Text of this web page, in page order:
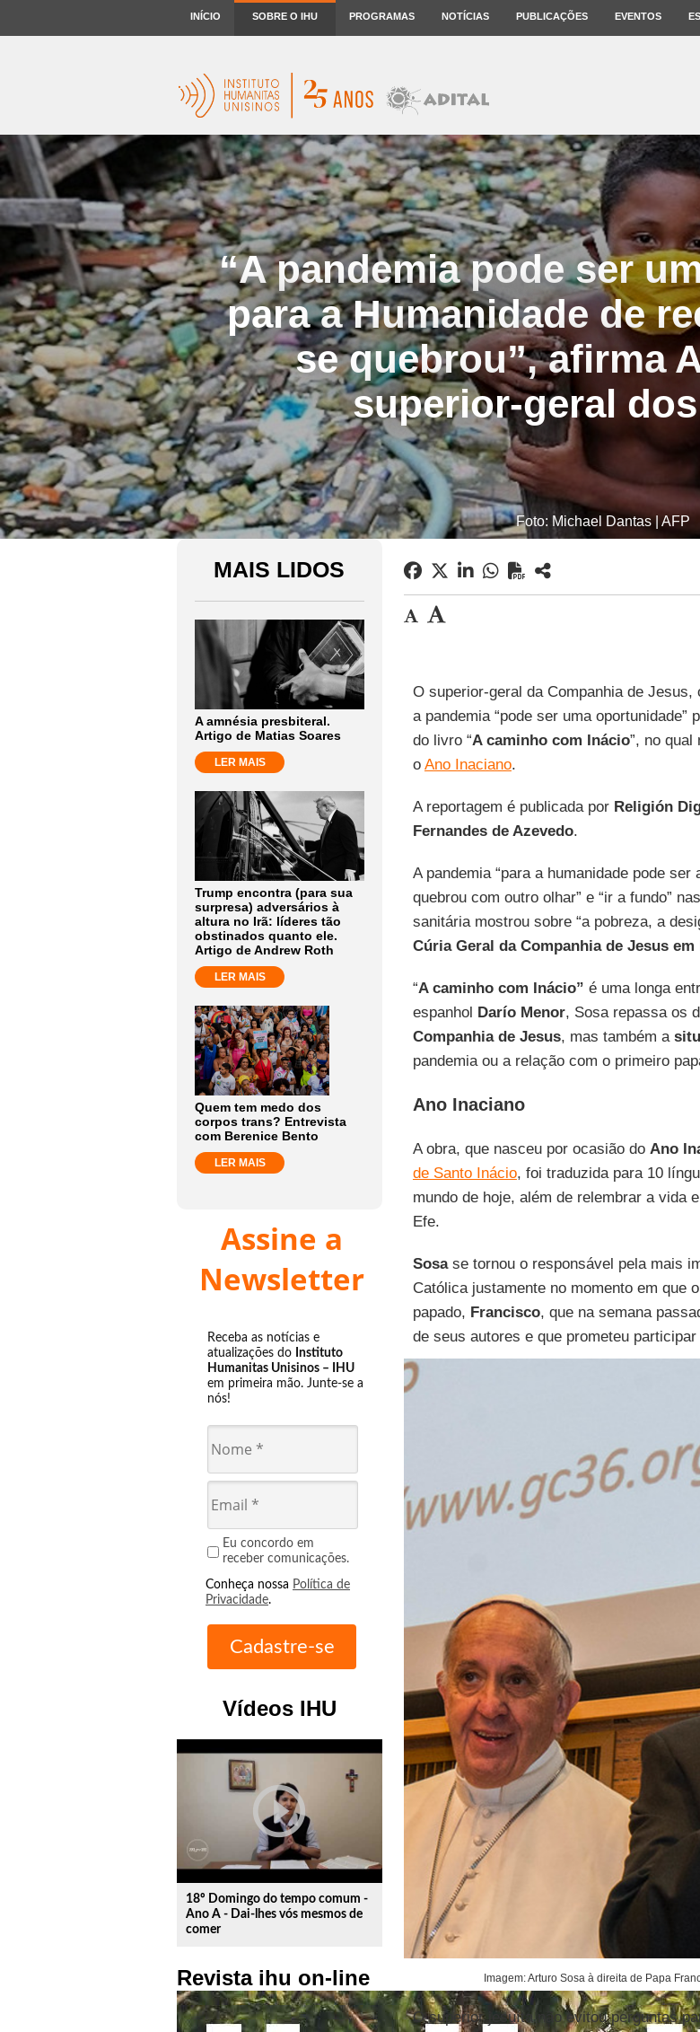
INÍCIO SOBRE O IHU PROGRAMAS NOTÍCIAS PUBLICAÇÕES EVENTOS
“A pandemia pode ser
para a Humanidade de
se quebrou”, afirma
superior-geral
Foto: Michael Dantas | AFP
MAIS LIDOS
A amnésia presbiteral.
Artigo de Matias Soares
LER MAIS
Trump encontra (para sua
surpresa) adversários à
altura no Irã: líderes tão
obstinados quanto ele.
Artigo de Andrew Roth
LER MAIS
Quem tem medo dos
corpos trans? Entrevista
com Berenice Bento
LER MAIS
Assine a
Newsletter
Receba as notícias e
atualizações do Instituto
Humanitas Unisinos – IHU
em primeira mão. Junte-se a
nós!
Eu concordo em
receber comunicações.
Conheça nossa Política de
Privacidade.
Vídeos IHU
play_circle_outline
18º Domingo do tempo comum -
Ano A - Dai-lhes vós mesmos de
comer
Revista ihu on-line
O superior-geral da Companhia de Jesus,
a pandemia “pode ser uma
do livro “A caminho com Inácio”, no
o Ano Inaciano.
A reportagem é publicada por Religión
Fernandes de Azevedo.
A pandemia “para a humanidade pode
quebrou com outro olhar” e “ir a fundo”
sanitária mostrou sobre “a pobreza, a
Cúria Geral da Companhia de Jesus em
“A caminho com Inácio” é uma longa
espanhol Darío Menor, Sosa repassa os
Companhia de Jesus, mas também a
pandemia ou a relação com o primeiro
Ano Inaciano
A obra, que nasceu por ocasião do Ano
de Santo Inácio, foi traduzida para 10
mundo de hoje, além de relembrar a vida
Efe.
Sosase tornou o responsável pela mais
Católica justamente no momento em que
papado, Francisco, que na semana
de seus autores e que prometeu
Imagem: Arturo Sosa à direita de Papa
O superior jesuíta não evitou perguntas